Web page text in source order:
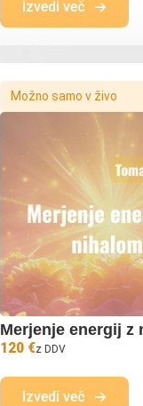
Izvedi več
Možno samo v živo
Merjenje energij z
120 €z DDV
Izvedi več